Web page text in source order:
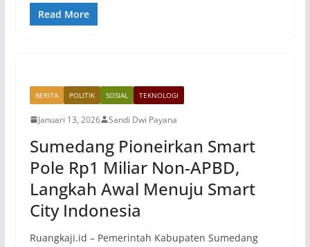
Read More
BERITA POLITIK SOSIAL TEKNOLOGI
Januari 13, 2026 Sandi Dwi Payana
Sumedang Pioneirkan Smart
Pole Rp1 Miliar Non-APBD,
Langkah Awal Menuju Smart
City Indonesia
Ruangkaji.id – Pemerintah Kabupaten Sumedang